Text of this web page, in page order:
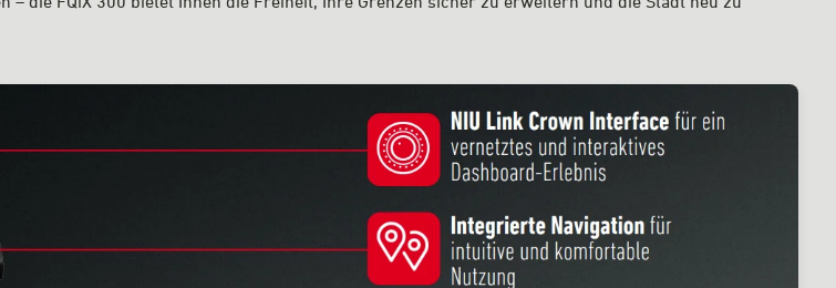
die FQiX 300 bietet Ihnen die Freiheit, Ihre Grenzen sicher zu erweitern und die Stadt neu zu